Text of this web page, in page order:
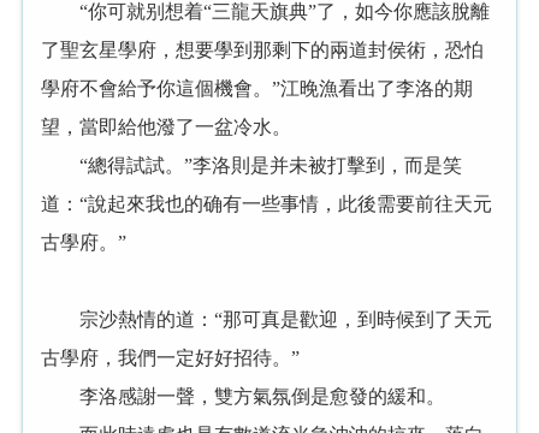
“你可就别想着“三龍天旗典”了，如今你應該脫離
了聖玄星學府，想要學到那剩下的兩道封侯術，恐怕
學府不會給予你這個機會。”江晚漁看出了李洛的期
望，當即給他潑了一盆冷水。
“總得試試。”李洛則是并未被打擊到，而是笑
道：“說起來我也的确有一些事情，此後需要前往天元
古學府。”
宗沙熱情的道：“那可真是歡迎，到時候到了天元
古學府，我們一定好好招待。”
李洛感謝一聲，雙方氣氛倒是愈發的緩和。